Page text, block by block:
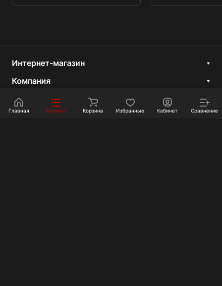
Интернет-магазин
Компания
Информация
Покупателям
Главная Каталог Корзина Избранные Кабинет Сравнение